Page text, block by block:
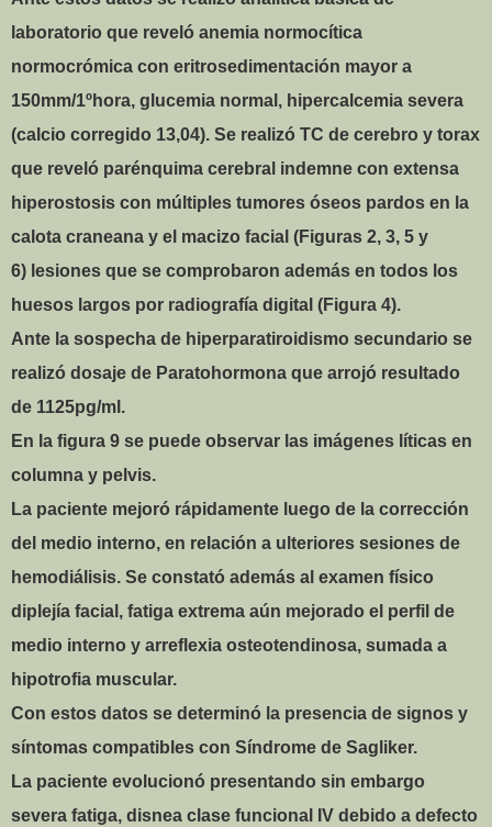
laboratorio que reveló anemia normocítica
normocrómica con eritrosedimentación mayor a
150mm/1ºhora, glucemia normal, hipercalcemia severa
(calcio corregido 13,04). Se realizó TC de cerebro y torax
que reveló parénquima cerebral indemne con extensa
hiperostosis con múltiples tumores óseos pardos en la
calota craneana y el macizo facial (Figuras 2, 3, 5 y
6) lesiones que se comprobaron además en todos los
huesos largos por radiografía digital (Figura 4).
Ante la sospecha de hiperparatiroidismo secundario se
realizó dosaje de Paratohormona que arrojó resultado
de 1125pg/ml.
En la figura 9 se puede observar las imágenes líticas en
columna y pelvis.
La paciente mejoró rápidamente luego de la corrección
del medio interno, en relación a ulteriores sesiones de
hemodiálisis. Se constató además al examen físico
diplejía facial, fatiga extrema aún mejorado el perfil de
medio interno y arreflexia osteotendinosa, sumada a
hipotrofia muscular.
Con estos datos se determinó la presencia de signos y
síntomas compatibles con Síndrome de Sagliker.
La paciente evolucionó presentando sin embargo
severa fatiga, disnea clase funcional IV debido a defecto